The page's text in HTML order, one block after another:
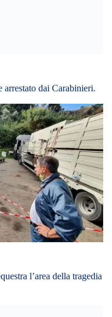
dai Carabinieri.
l’area della tragedia